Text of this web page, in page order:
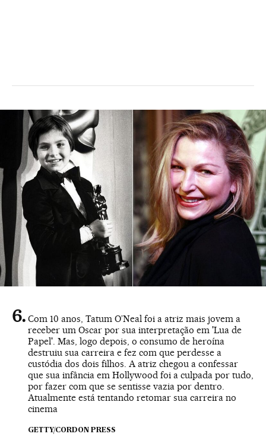
Com 10 anos, Tatum O’Neal foi a atriz mais jovem a
receber um Oscar por sua interpretação em 'Lua de
Papel'. Mas, logo depois, o consumo de heroína
destruiu sua carreira e fez com que perdesse a
custódia dos dois filhos. A atriz chegou a confessar
que sua infância em Hollywood foi a culpada por tudo,
por fazer com que se sentisse vazia por dentro.
Atualmente está tentando retomar sua carreira no
cinema
GETTY/CORDON PRESS